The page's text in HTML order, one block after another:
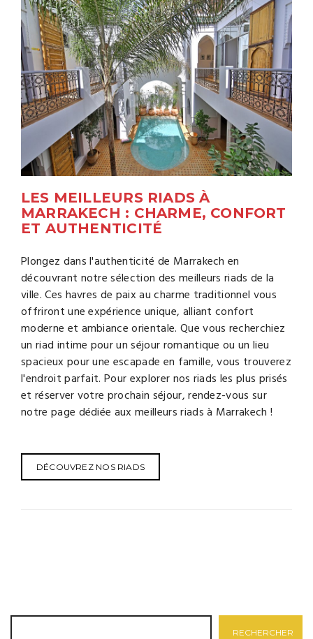
LES MEILLEURS RIADS À
MARRAKECH : CHARME, CONFORT
ET AUTHENTICITÉ
Plongez dans l'authenticité de Marrakech en
découvrant notre sélection des meilleurs riads de la
ville. Ces havres de paix au charme traditionnel vous
offriront une expérience unique, alliant confort
moderne et ambiance orientale. Que vous recherchiez
un riad intime pour un séjour romantique ou un lieu
spacieux pour une escapade en famille, vous trouverez
l'endroit parfait. Pour explorer nos riads les plus prisés
et réserver votre prochain séjour, rendez-vous sur
notre page dédiée aux meilleurs riads à Marrakech !
DÉCOUVREZ NOS RIADS
RECHERCHER